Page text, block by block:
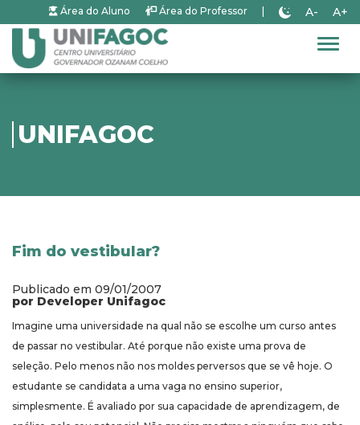
Área do Aluno Área do Professor A- A+
UNIFAGOC
Fim do vestibular?
Publicado em 09/01/2007
por Developer Unifagoc
Imagine uma universidade na qual não se escolhe um curso antes
de passar no vestibular. Até porque não existe uma prova de
seleção. Pelo menos não nos moldes perversos que se vê hoje. O
estudante se candidata a uma vaga no ensino superior,
simplesmente. É avaliado por sua capacidade de aprendizagem, de